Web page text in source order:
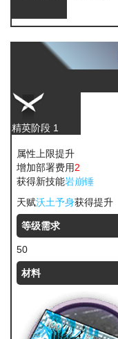
精英阶段 1
属性上限提升
增加部署费用2
获得新技能岩崩锤
天赋沃土予身获得提升
等级需求
50
材料